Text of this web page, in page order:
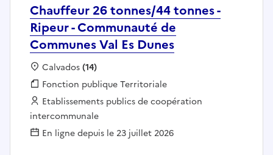
Chauffeur 26 tonnes/44 tonnes -
Ripeur - Communauté de
Communes Val Es Dunes
Localisation :
Calvados(14)
Fonction publique :
Fonction publique Territoriale
Employeur :
Etablissements publics de coopération
intercommunale
En ligne depuis le 23 juillet 2026